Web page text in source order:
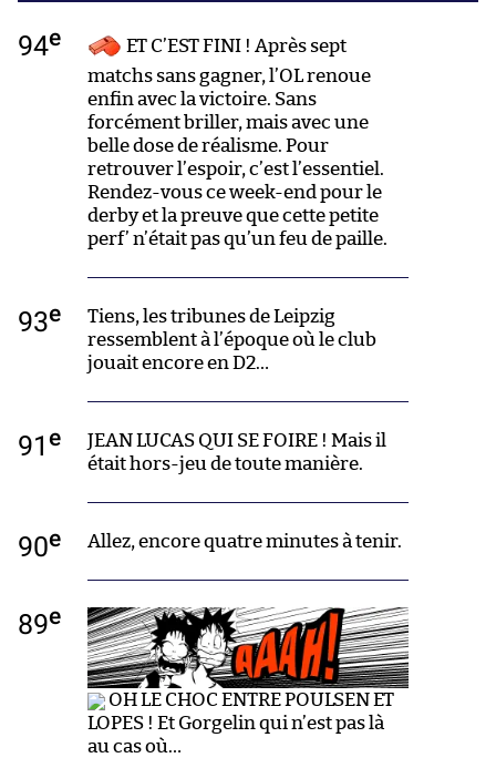
94e
ET C’EST FINI ! Après sept
matchs sans gagner, l’OL renoue
enfin avec la victoire. Sans
forcément briller, mais avec une
belle dose de réalisme. Pour
retrouver l’espoir, c’est l’essentiel.
Rendez-vous ce week-end pour le
derby et la preuve que cette petite
perf’ n’était pas qu’un feu de paille.
93e
Tiens, les tribunes de Leipzig
ressemblent à l’époque où le club
jouait encore en D2…
91 e
JEAN LUCAS QUI SE FOIRE ! Mais il
était hors-jeu de toute manière.
90e Allez, encore quatre minutes à tenir.
89e
OH LE CHOC ENTRE POULSEN ET
LOPES ! Et Gorgelin qui n’est pas là
au cas où…